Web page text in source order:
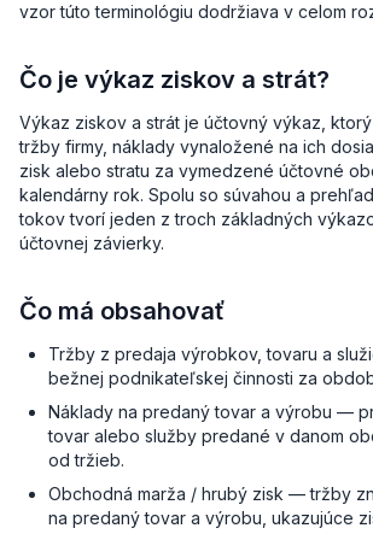
vzor túto terminológiu dodržiava v celom
Čo je výkaz ziskov a strát?
Výkaz ziskov a strát je účtovný výkaz,
tržby firmy, náklady vynaložené na ich
zisk alebo stratu za vymedzené účtovné
kalendárny rok. Spolu so súvahou a
tokov tvorí jeden z troch základných
účtovnej závierky.
Čo má obsahovať
Tržby z predaja výrobkov, tovaru a
bežnej podnikateľskej činnosti za
Náklady na predaný tovar a výrobu —
tovar alebo služby predané v danom
od tržieb.
Obchodná marža / hrubý zisk — tržby
na predaný tovar a výrobu, ukazujúce